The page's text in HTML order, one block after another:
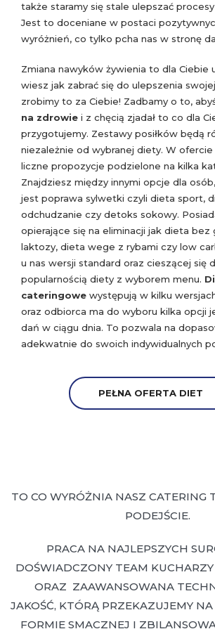
także staramy się stale ulepszać
Jest to doceniane w postaci
wyróżnień, co tylko pcha nas w stronę
Zmiana nawyków żywienia to dla Ciebie
wiesz jak zabrać się do ulepszenia
zrobimy to za Ciebie! Zadbamy o to,
na zdrowie i z chęcią zjadał to co dla
przygotujemy. Zestawy posiłków będą
niezależnie od wybranej diety. W
liczne propozycje podzielone na kilka
Znajdziesz między innymi opcje dla
jest poprawa sylwetki czyli dieta sport,
odchudzanie czy detoks sokowy.
opierające się na eliminacji jak dieta bez
laktozy, dieta wege z rybami czy low
u nas wersji standard oraz cieszącej się
popularnością diety z wyborem menu.
cateringowe występują w kilku
oraz odbiorca ma do wyboru kilka opcji
dań w ciągu dnia. To pozwala na
adekwatnie do swoich indywidualnych
PEŁNA OFERTA DIET
TO CO WYRÓŻNIA NASZ CATERING
PODEJŚCIE.
PRACA NA NAJLEPSZYCH
DOŚWIADCZONY TEAM
ORAZ ZAAWANSOWANA
JAKOŚĆ, KTÓRĄ PRZEKAZUJEMY
FORMIE SMACZNEJ I